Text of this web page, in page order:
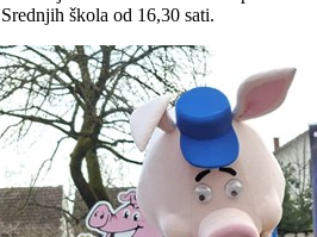
škola od 16,30 sati.